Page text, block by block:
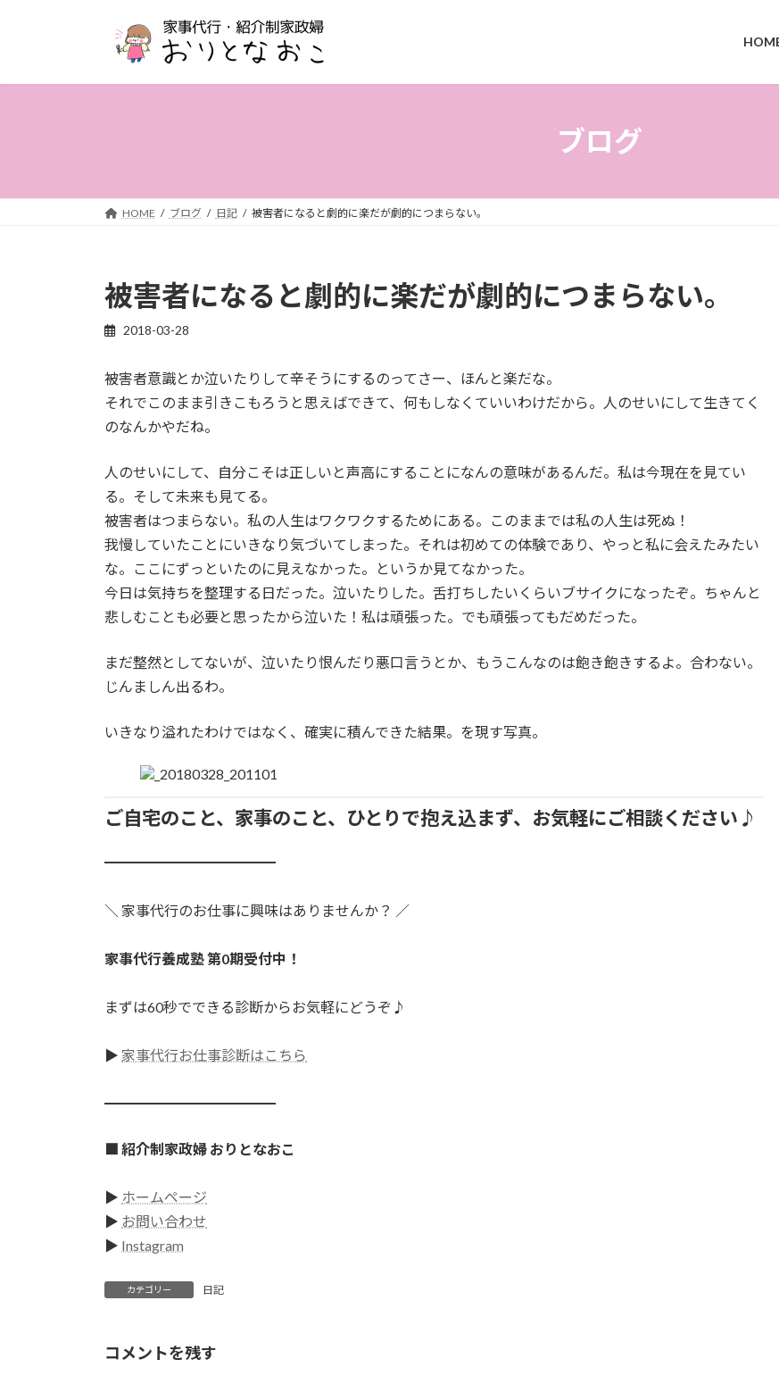
プ
動
ブログ
HOME ブログ 日記 被害者になると劇的に楽だが劇的につまらない。
被害者になると劇的に楽だが劇的につまらない。
2018-03-28
被害者意識とか泣いたりして辛そうにするのってさー、ほんと楽だな。
それでこのまま引きこもろうと思えばできて、何もしなくていいわけだから。人のせいにして生きてく
のなんかやだね。
人のせいにして、自分こそは正しいと声高にすることになんの意味があるんだ。私は今現在を見てい
る。そして未来も見てる。
被害者はつまらない。私の人生はワクワクするためにある。このままでは私の人生は死ぬ！
我慢していたことにいきなり気づいてしまった。それは初めての体験であり、やっと私に会えたみたい
な。ここにずっといたのに見えなかった。というか見てなかった。
今日は気持ちを整理する日だった。泣いたりした。舌打ちしたいくらいブサイクになったぞ。ちゃんと
悲しむことも必要と思ったから泣いた！私は頑張った。でも頑張ってもだめだった。
まだ整然としてないが、泣いたり恨んだり悪口言うとか、もうこんなのは飽き飽きするよ。合わない。
じんましん出るわ。
いきなり溢れたわけではなく、確実に積んできた結果。を現す写真。
ご自宅のこと、家事のこと、ひとりで抱え込まず、お気軽にご相談ください♪
━━━━━━━━━━━━
＼ 家事代行のお仕事に興味はありませんか？ ／
家事代行養成塾 第0期受付中！
まずは60秒でできる診断からお気軽にどうぞ♪
▶ 家事代行お仕事診断はこちら
━━━━━━━━━━━━
■ 紹介制家政婦 おりとなおこ
▶ ホームページ
▶ お問い合わせ
▶ Instagram
カテゴリー 日記
コメントを残す